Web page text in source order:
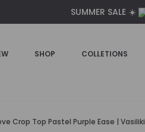
SUMMER SALE ☀️
SHOP
COLLETIONS
Crop Top Pastel Purple Ease | Vasiliki